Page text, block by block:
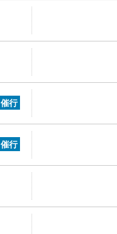
催行
催行